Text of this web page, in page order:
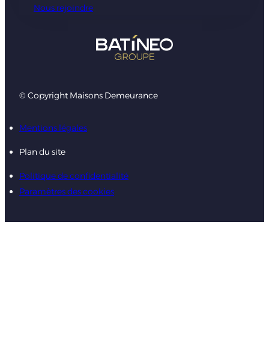
Nous rejoindre
© Copyright Maisons Demeurance
Mentions légales
Plan du site
Politique de confidentialité
Paramètres des cookies